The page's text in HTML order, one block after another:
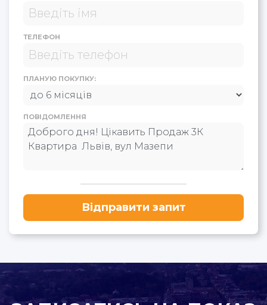
ТЕЛЕФОН
ПЛАНУЮ ПОКУПКУ:
ПОВІДОМЛЕННЯ
Відправити запит